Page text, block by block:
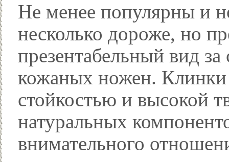
Не менее популярны и
несколько дороже, но
презентабельный вид за
кожаных ножен. Клинки
стойкостью и высокой
натуральных
внимательного